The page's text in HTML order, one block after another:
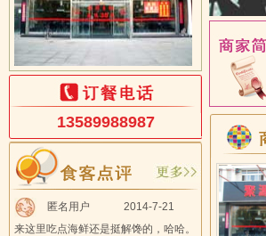
13589988987
匿名用户
2014-7-21
来这里吃点海鲜还是挺解馋的，哈哈。